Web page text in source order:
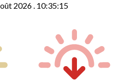
2026 . 10:35:16